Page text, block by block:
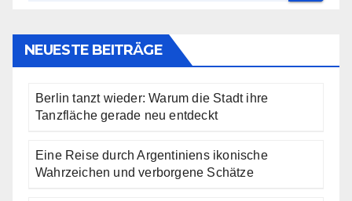
NEUESTE BEITRÄGE
Berlin tanzt wieder: Warum die Stadt ihre
Tanzfläche gerade neu entdeckt
Eine Reise durch Argentiniens ikonische
Wahrzeichen und verborgene Schätze